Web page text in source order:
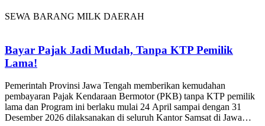
SEWA BARANG MILK DAERAH
Bayar Pajak Jadi Mudah, Tanpa KTP Pemilik
Lama!
Pemerintah Provinsi Jawa Tengah memberikan kemudahan
pembayaran Pajak Kendaraan Bermotor (PKB) tanpa KTP pemilik
lama dan Program ini berlaku mulai 24 April sampai dengan 31
Desember 2026 dilaksanakan di seluruh Kantor Samsat di Jawa